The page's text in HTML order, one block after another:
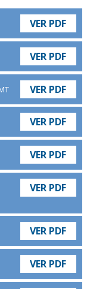
VER PDF
VER PDF
VER PDF
VER PDF
VER PDF
VER PDF
VER PDF
VER PDF